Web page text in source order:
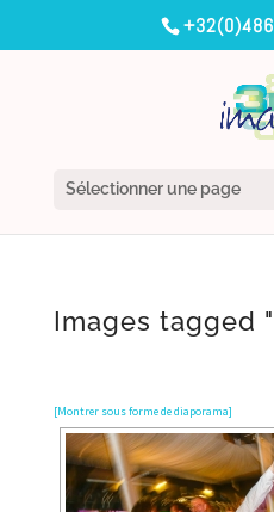
Sélectionner une page
Images tagged
[Montrer sous forme de diaporama]